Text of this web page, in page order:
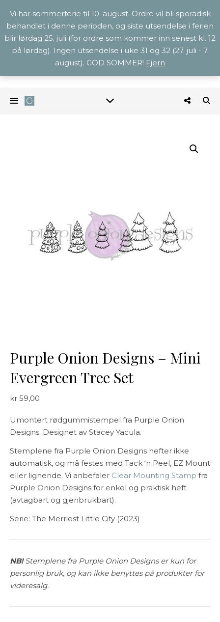
Purple Onion Designs – Mini
Evergreen Tree Set
kr 59,00
Umontert rødgummistempel fra Purple Onion
Designs. Designet av Stacey Yacula.
Stemplene fra Purple Onion Designs hefter ikke
automatisk, og må festes med Tack ‘n Peel, EZ Mount
eller lignende. Vi anbefaler Clear Mounting Stamp fra
Purple Onion Designs for enkel og praktisk heft
(avtagbart og gjenbrukbart).
Serie: The Merriest Little City (2023)
NB!Stemplene fra Purple Onion Designs er kun for
personlig bruk, og kan ikke benyttes på produkter for
videresalg.
Vi har sommerferie til 10. august. Ordre vil bli sporadisk
behandlet i denne perioden, og siste utsendelse i ferien
blir lørdag 25. juli (for ordre som kommer inn senest kl. 12
på lørdag). Ingen utsendelse i uke 31 og 32 (27. juli - 7.
august). GOD SOMMER! Fjern